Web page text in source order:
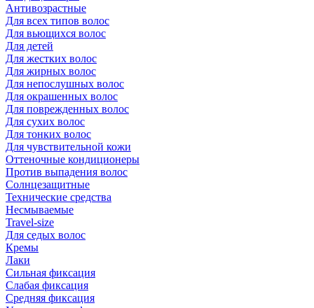
Антивозрастные
Для всех типов волос
Для вьющихся волос
Для детей
Для жестких волос
Для жирных волос
Для непослушных волос
Для окрашенных волос
Для поврежденных волос
Для сухих волос
Для тонких волос
Для чувствительной кожи
Оттеночные кондиционеры
Против выпадения волос
Солнцезащитные
Технические средства
Несмываемые
Travel-size
Для седых волос
Кремы
Лаки
Сильная фиксация
Слабая фиксация
Средняя фиксация